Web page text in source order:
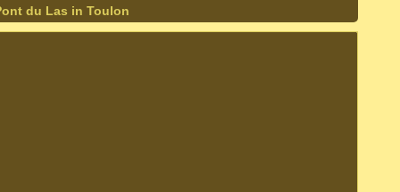
du Las in Toulon